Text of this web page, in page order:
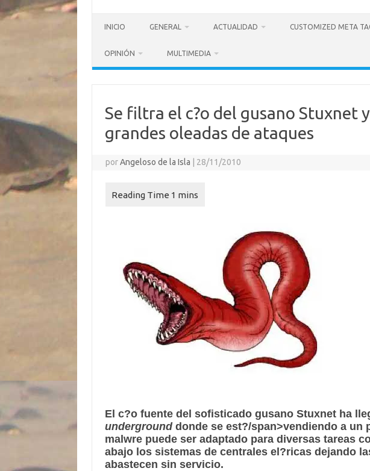
INICIO GENERAL ACTUALIDAD CUSTOMIZED META
OPINIÓN MULTIMEDIA
Se filtra el c?o del gusano Stuxnet
grandes oleadas de ataques
porAngeloso de la Isla 28/11/2010
El c?o fuentedel sofisticado gusano Stuxnet ha
underground donde se est?/span>vendiendo a un
malwre puede ser adaptado para diversas tareas
abajo los sistemas de centrales el?ricas dejando
abastecen sin servicio.